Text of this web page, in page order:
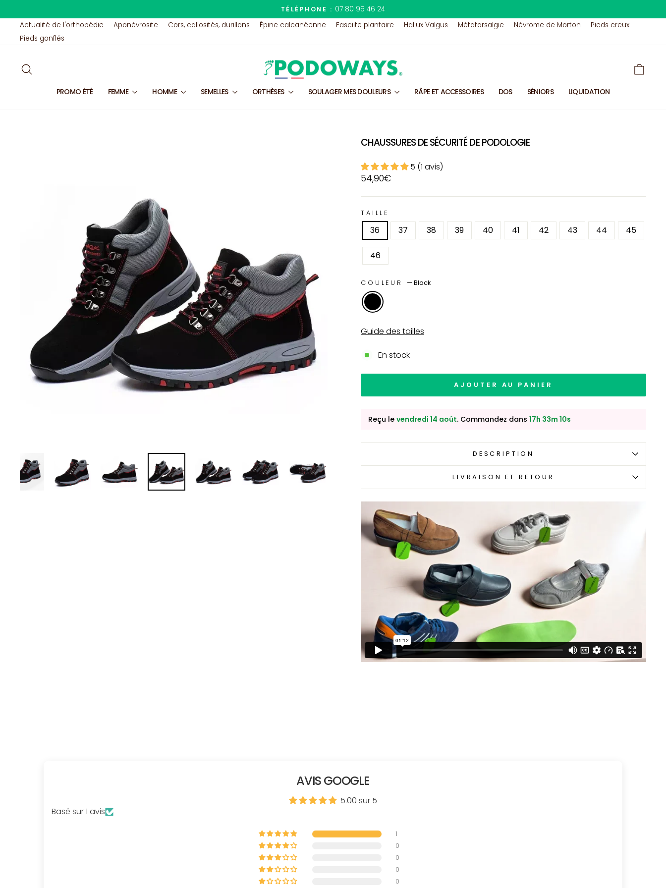
contenu
Diaporama
Pause
TÉLÉPHONE : 07 80 95 46 24
Actualité de l'orthopédie
Aponévrosite Cors, callosités, durillons Épine calcanéenne Fasciite plantaire Hallux Valgus Métatarsalgie Névrome de Morton
Pieds creux
Pieds gonflés
PROMO ÉTÉ FEMME HOMME SEMELLES ORTHÈSES SOULAGER MES DOULEURS RÂPE ET ACCESSOIRES DOS SÉNIORS LIQUIDATION
CHAUSSURES DE SÉCURITÉ DE PODOLOGIE
5 (1 avis)
Prix
régulier
54,90€
TAILLE
36 37 38 39 40 41 42 43 44 45
46
COULEUR —Black
Guide des tailles
En stock
AJOUTER AU PANIER
Reçu le vendredi 14 août. Commandez dans 17h 33m 08s
DESCRIPTION
LIVRAISON ET RETOUR
AVIS GOOGLE
5.00 sur 5
Basé sur 1 avis
1
0
0
0
0